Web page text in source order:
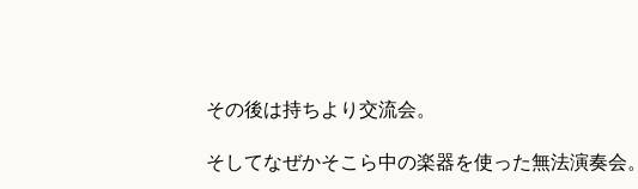
その後は持ちより交流会。
そしてなぜかそこら中の楽器を使った無法演奏会。